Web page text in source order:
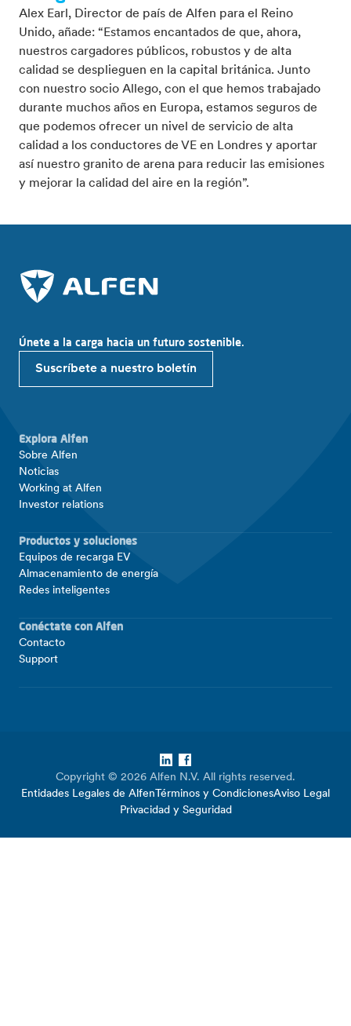
Alex Earl, Director de país de Alfen para el Reino
Unido, añade: “Estamos encantados de que, ahora,
nuestros cargadores públicos, robustos y de alta
calidad se desplieguen en la capital británica. Junto
con nuestro socio Allego, con el que hemos trabajado
durante muchos años en Europa, estamos seguros de
que podemos ofrecer un nivel de servicio de alta
calidad a los conductores de VE en Londres y aportar
así nuestro granito de arena para reducir las emisiones
y mejorar la calidad del aire en la región”.
Únete a la carga hacia un futuro sostenible.
Suscríbete a nuestro boletín
Explora Alfen
Sobre Alfen
Noticias
Working at Alfen
Investor relations
Productos y soluciones
Equipos de recarga EV
Almacenamiento de energía
Redes inteligentes
Conéctate con Alfen
Contacto
Support
Copyright © 2026 Alfen N.V. All rights reserved.
Entidades Legales de Alfen Términos y CondicionesAviso Legal
Privacidad y Seguridad
LinkedIn